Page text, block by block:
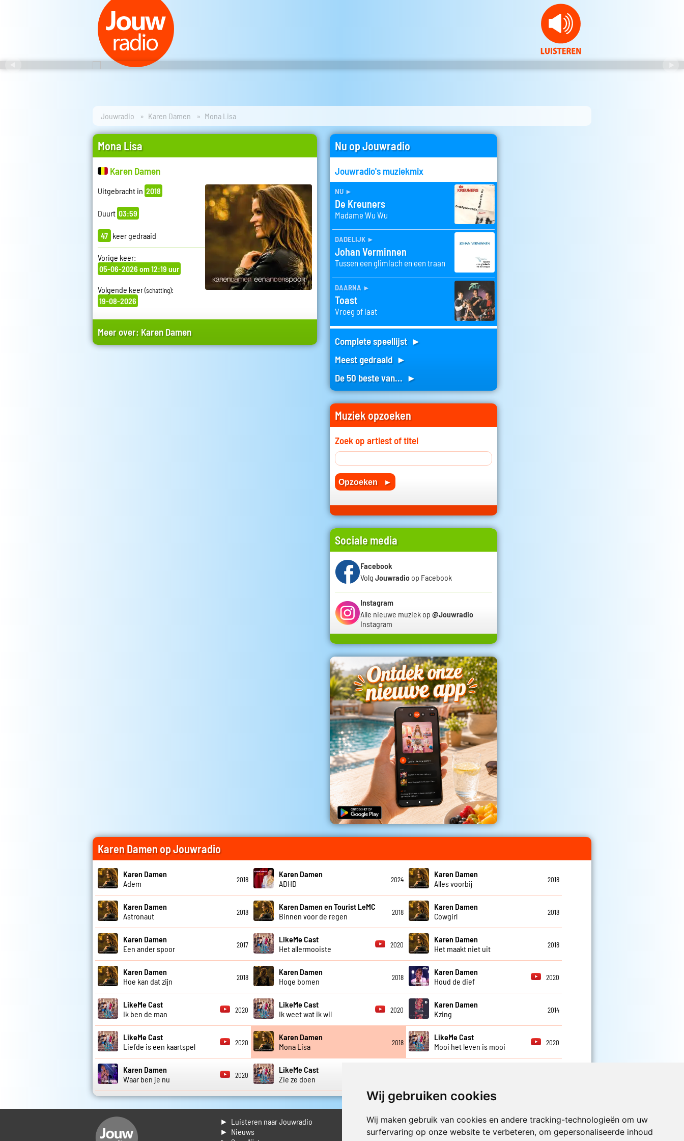
Wij gebruiken cookies
Wij maken gebruik van cookies en andere tracking-technologieën om uw
surfervaring op onze website te verbeteren, om gepersonaliseerde inhoud
Jouwradio Karen Damen Mona Lisa
Mona Lisa
Karen Damen
Uitgebracht in 2018
Duurt 03:59
47 keer gedraaid
Vorige keer:
05-06-2026 om 12:19 uur
Volgende keer(schatting):
19-08-2026
Meer over: Karen Damen
Nu op Jouwradio
Jouwradio's muziekmix
nu ►
De Kreuners
Madame Wu Wu
dadelijk ►
Johan Verminnen
Tussen een glimlach en een traan
daarna ►
Toast
Vroeg of laat
Complete speellijst ►
Meest gedraaid ►
De 50 beste van... ►
Muziek opzoeken
Zoek op artiest of titel
Sociale media
Facebook
Volg Jouwradio op Facebook
Instagram
Alle nieuwe muziek op @Jouwradio
Instagram
Karen Damen op Jouwradio
Karen Damen
Adem
2018
Karen Damen
ADHD
2024
Karen Damen
Alles voorbij
2018
Karen Damen
Astronaut
2018
Karen Damen en Tourist LeMC
Binnen voor de regen
2018
Karen Damen
Cowgirl
2018
Karen Damen
Een ander spoor
2017
LikeMe Cast
Het allermooiste
2020
Karen Damen
Het maakt niet uit
2018
Karen Damen
Hoe kan dat zijn
2018
Karen Damen
Hoge bomen
2018
Karen Damen
Houd de dief
2020
LikeMe Cast
Ik ben de man
2020
LikeMe Cast
Ik weet wat ik wil
2020
Karen Damen
Kzing
2014
LikeMe Cast
Liefde is een kaartspel
2020
Karen Damen
Mona Lisa
2018
LikeMe Cast
Mooi het leven is mooi
2020
Karen Damen
Waar ben je nu
2020
LikeMe Cast
Zie ze doen
► Luisteren naar Jouwradio
► Nieuws
► Livestream informatie
► Muziek opzoeken
Luister nu naar Jouwradio! De beste
Nederlandstalige muziek uit de lage